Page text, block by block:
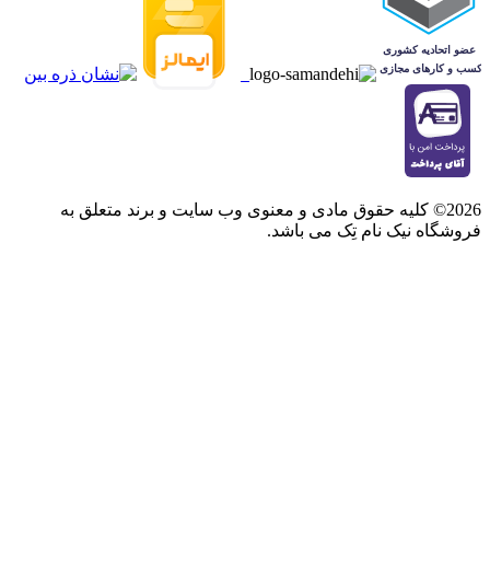
2026© کلیه حقوق مادی و معنوی وب سایت و برند متعلق به
فروشگاه نیک نام تِک می باشد.